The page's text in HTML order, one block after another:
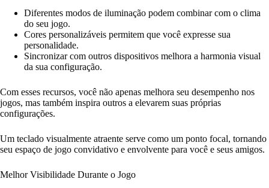
Diferentes modos de iluminação podem combinar com o clima
do seu jogo.
Cores personalizáveis permitem que você expresse sua
personalidade.
Sincronizar com outros dispositivos melhora a harmonia visual
da sua configuração.
Com esses recursos, você não apenas melhora seu desempenho nos
jogos, mas também inspira outros a elevarem suas próprias
configurações.
Um teclado visualmente atraente serve como um ponto focal, tornando
seu espaço de jogo convidativo e envolvente para você e seus amigos.
Melhor Visibilidade Durante o Jogo